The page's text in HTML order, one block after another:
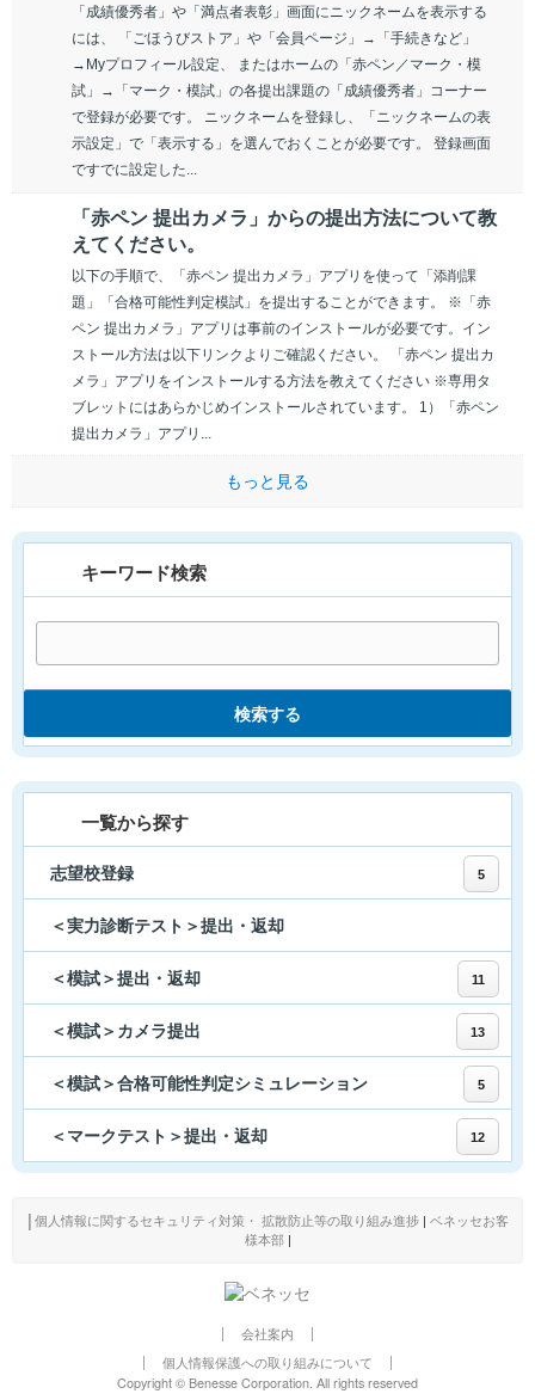
「成績優秀者」や「満点者表彰」画面にニックネームを表示する
には、 「ごほうびストア」や「会員ページ」→「手続きなど」
→Myプロフィール設定、 またはホームの「赤ペン／マーク・模
試」→「マーク・模試」の各提出課題の「成績優秀者」コーナー
で登録が必要です。 ニックネームを登録し、「ニックネームの表
示設定」で「表示する」を選んでおくことが必要です。 登録画面
ですでに設定した...
「赤ペン 提出カメラ」からの提出方法について教
えてください。
以下の手順で、「赤ペン 提出カメラ」アプリを使って「添削課
題」「合格可能性判定模試」を提出することができます。 ※「赤
ペン 提出カメラ」アプリは事前のインストールが必要です。イン
ストール方法は以下リンクよりご確認ください。 「赤ペン 提出カ
メラ」アプリをインストールする方法を教えてください ※専用タ
ブレットにはあらかじめインストールされています。 1）「赤ペン
提出カメラ」アプリ...
もっと見る
キーワード検索
検索する
一覧から探す
志望校登録 5
＜実力診断テスト＞提出・返却
＜模試＞提出・返却 11
＜模試＞カメラ提出 13
＜模試＞合格可能性判定シミュレーション 5
＜マークテスト＞提出・返却 12
個人情報に関するセキュリティ対策・ 拡散防止等の取り組み進捗 | ベネッセお客
様本部|
会社案内
個人情報保護への取り組みについて
Copyright © Benesse Corporation. All rights reserved